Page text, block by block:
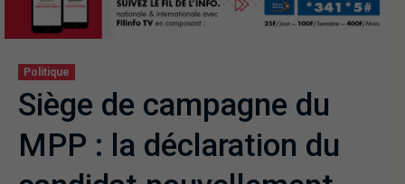
Politique
Siège de campagne du
MPP : la déclaration du